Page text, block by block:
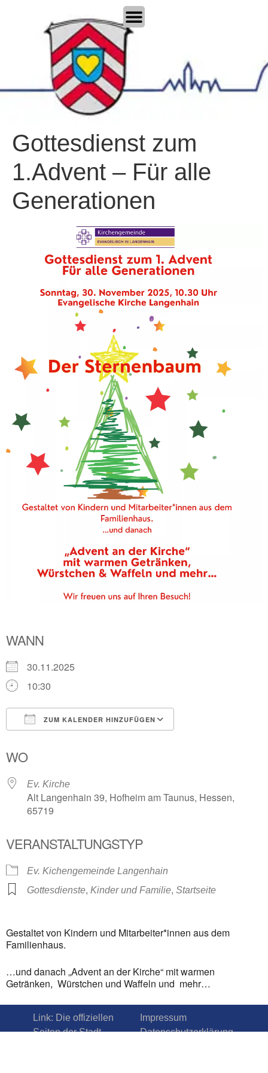
Gottesdienst zum
1.Advent – Für alle
Generationen
WANN
30.11.2025
10:30
ZUM KALENDER HINZUFÜGEN
WO
Ev. Kirche
Alt Langenhain 39, Hofheim am Taunus, Hessen,
65719
VERANSTALTUNGSTYP
Ev. Kichengemeinde Langenhain
Gottesdienste, Kinder und Familie, Startseite
Gestaltet von Kindern und Mitarbeiter*innen aus dem
Familienhaus.
…und danach „Advent an der Kirche“ mit warmen
Getränken, Würstchen und Waffeln und mehr…
Link: Die offiziellen
Seiten der Stadt
Impressum
Datenschutzerklärung